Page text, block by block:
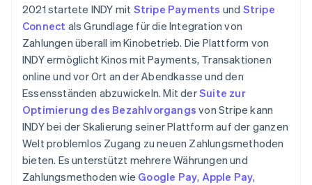
2021 startete INDY mit Stripe Payments und Stripe
Connect als Grundlage für die Integration von
Zahlungen überall im Kinobetrieb. Die Plattform von
INDY ermöglicht Kinos mit Payments, Transaktionen
online und vor Ort an der Abendkasse und den
Essensständen abzuwickeln. Mit derSuite zur
Optimierung des Bezahlvorgangs von Stripe kann
INDY bei der Skalierung seiner Plattform auf der ganzen
Welt problemlos Zugang zu neuen Zahlungsmethoden
bieten. Es unterstützt mehrere Währungen und
Zahlungsmethoden wie Google Pay, Apple Pay,